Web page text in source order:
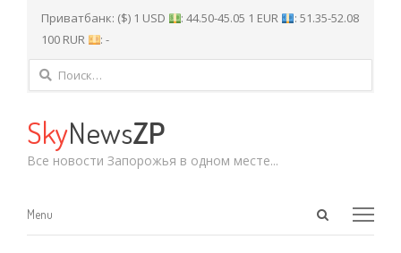
Приватбанк: ($) 1 USD : 44.50-45.05 1 EUR
: 51.35-52.08
100 RUR
: -
Найти:
SkyNewsZP
Все новости Запорожья в одном месте...
Open
Menu
Menu